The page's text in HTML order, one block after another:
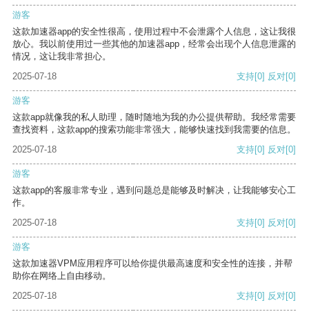
游客
这款加速器app的安全性很高，使用过程中不会泄露个人信息，这让我很
放心。我以前使用过一些其他的加速器app，经常会出现个人信息泄露的
情况，这让我非常担心。
2025-07-18
支持[0] 反对[0]
游客
这款app就像我的私人助理，随时随地为我的办公提供帮助。我经常需要
查找资料，这款app的搜索功能非常强大，能够快速找到我需要的信息。
2025-07-18
支持[0] 反对[0]
游客
这款app的客服非常专业，遇到问题总是能够及时解决，让我能够安心工
作。
2025-07-18
支持[0] 反对[0]
游客
这款加速器VPM应用程序可以给你提供最高速度和安全性的连接，并帮
助你在网络上自由移动。
2025-07-18
支持[0] 反对[0]